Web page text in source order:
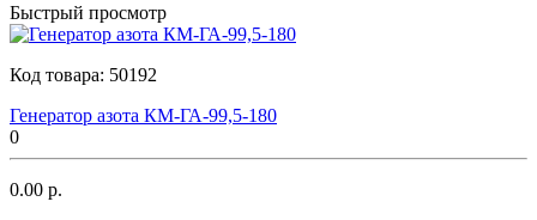
Быстрый просмотр
Код товара: 50192
Генератор азота КМ-ГА-99,5-180
0
0.00 р.